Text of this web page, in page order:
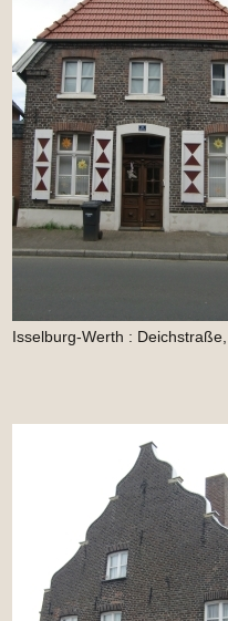
Isselburg-Werth :